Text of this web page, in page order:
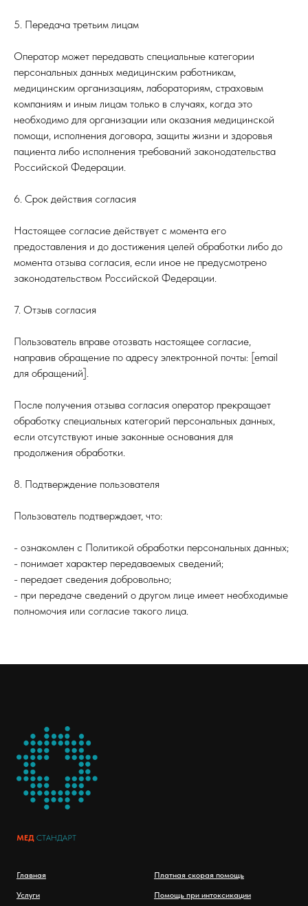
5. Передача третьим лицам
Оператор может передавать специальные категории
персональных данных медицинским работникам,
медицинским организациям, лабораториям, страховым
компаниям и иным лицам только в случаях, когда это
необходимо для организации или оказания медицинской
помощи, исполнения договора, защиты жизни и здоровья
пациента либо исполнения требований законодательства
Российской Федерации.
6. Срок действия согласия
Настоящее согласие действует с момента его
предоставления и до достижения целей обработки либо до
момента отзыва согласия, если иное не предусмотрено
законодательством Российской Федерации.
7. Отзыв согласия
Пользователь вправе отозвать настоящее согласие,
направив обращение по адресу электронной почты: [email
для обращений].
После получения отзыва согласия оператор прекращает
обработку специальных категорий персональных данных,
если отсутствуют иные законные основания для
продолжения обработки.
8. Подтверждение пользователя
Пользователь подтверждает, что:
- ознакомлен с Политикой обработки персональных данных;
- понимает характер передаваемых сведений;
- передает сведения добровольно;
- при передаче сведений о другом лице имеет необходимые
полномочия или согласие такого лица.
МЕД СТАНДАРТ
Главная
Услуги
Платная скорая помощь
Помощь при интоксикации